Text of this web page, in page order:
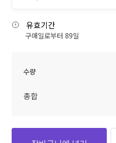
유효기간
구매일로부터 89일
수량
총합